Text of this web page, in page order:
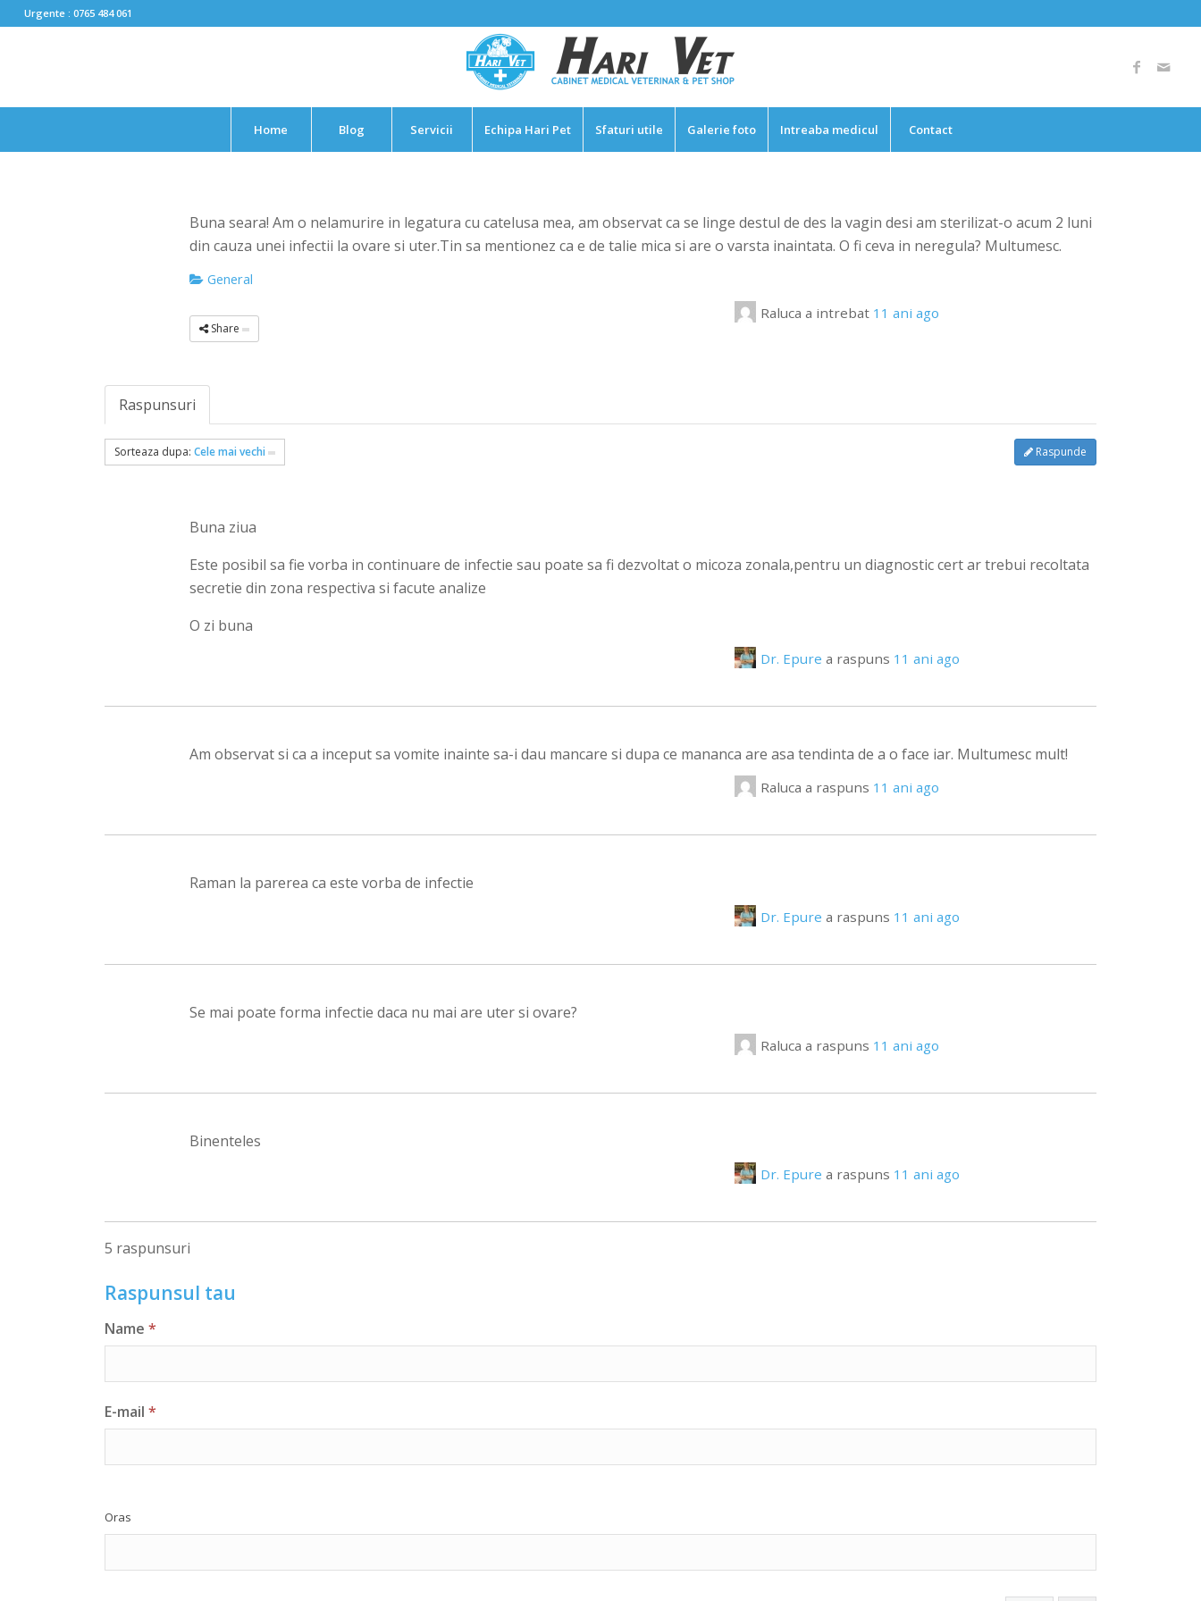
Urgente : 0765 484 061
Home Blog Servicii Echipa Hari Pet Sfaturi utile Galerie foto Intreaba medicul Contact
Buna seara! Am o nelamurire in legatura cu catelusa mea, am observat ca se linge destul de des la vagin desi am sterilizat-o acum 2 luni
din cauza unei infectii la ovare si uter.Tin sa mentionez ca e de talie mica si are o varsta inaintata. O fi ceva in neregula? Multumesc.
General
Share
Raluca a intrebat 11 ani ago
Raspunsuri
Sorteaza dupa:Cele mai vechi Raspunde
Buna ziua
Este posibil sa fie vorba in continuare de infectie sau poate sa fi dezvoltat o micoza zonala,pentru un diagnostic cert ar trebui recoltata
secretie din zona respectiva si facute analize
O zi buna
Dr. Epure a raspuns 11 ani ago
Am observat si ca a inceput sa vomite inainte sa-i dau mancare si dupa ce mananca are asa tendinta de a o face iar. Multumesc mult!
Raluca a raspuns 11 ani ago
Raman la parerea ca este vorba de infectie
Dr. Epure a raspuns 11 ani ago
Se mai poate forma infectie daca nu mai are uter si ovare?
Raluca a raspuns 11 ani ago
Binenteles
Dr. Epure a raspuns 11 ani ago
5 raspunsuri
Raspunsul tau
Name *
E-mail *
Oras